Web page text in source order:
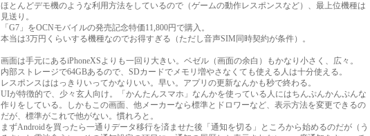
ほとんどデモ機のような利用方法をしているので（ゲームの動作レスポンスなど）、最上位機種は
見送り。
「G7」をOCNモバイルの発売記念特価11,800円で購入。
本当は3万円くらいする機種なのでお得すぎる（ただし音声SIM同時契約が条件）。
画面は手元にあるiPhoneXSよりも一回り大きい。ベゼル（画面の余白）もかなり小さく、広々。
内部ストレージで64GBあるので、SDカードでメモリ増やさなくても使える人は十分使える。
レスポンスははっきりいってかなりいい。早い。アプリの更新なんかも秒で終わる。
UIが特徴的で、少々玄人向け。「かんたんスマホ」なんかを使っている人にはちんぷんかんぷんな
作りをしている。しかもこの画面、他メーカーなら標準とドロワーなど、表示方法を変更できるの
だが、標準がこれで他がない。慣れろと。
まずAndroidを買ったら一通りデータ移行を済ませた後「通知を切る」ところから始めるのだが（う